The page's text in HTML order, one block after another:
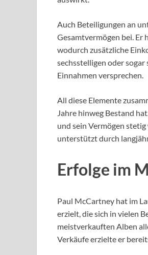
Auch Beteiligungen an
Gesamtvermögen bei. Er
wodurch zusätzliche
sechsstelligen oder
Einnahmen versprechen.
All diese Elemente
Jahre hinweg Bestand
und sein Vermögen
unterstützt durch
Erfolge im
Paul McCartney hat im
erzielt, die sich in vielen
meistverkauften Alben
Verkäufe erzielte er